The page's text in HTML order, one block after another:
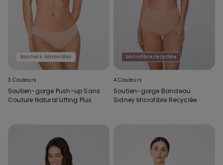
Bonnets amovibles
3 Couleurs
Soutien-gorge Push-up Sans
Couture Natural Lifting Plus
Microfibre recyclée
4 Couleurs
Soutien-gorge Bandeau
Sidney Microfibre Recyclée